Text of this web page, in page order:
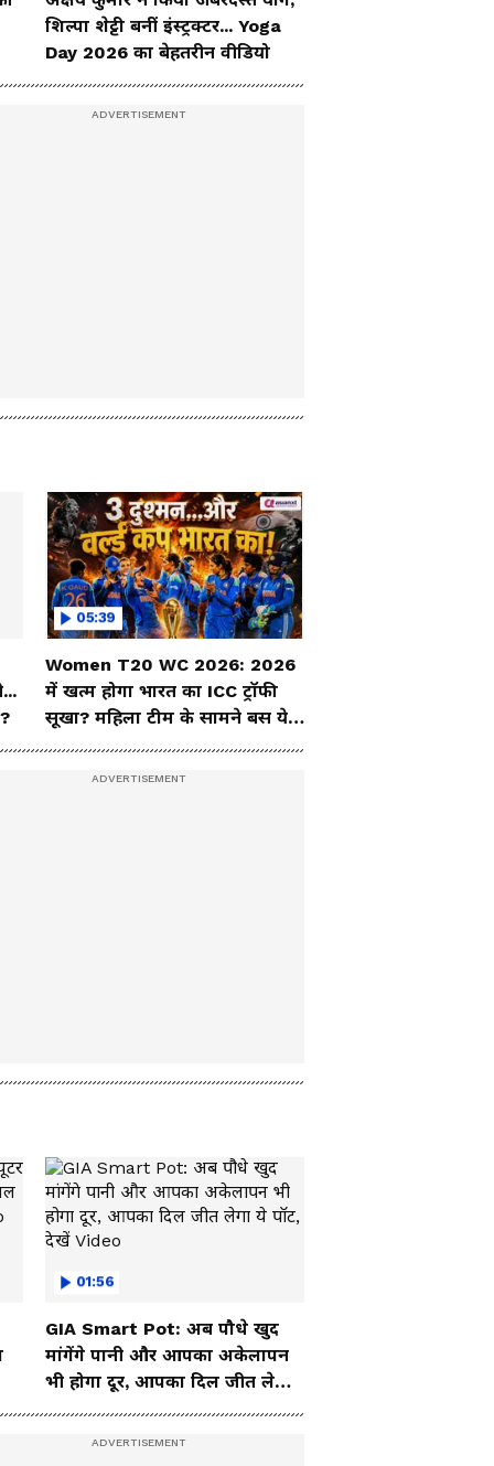
17 जुलाई सुबह की बड़ी
खबरें: AAP, समाजवादी
पार्टी के बाद Sonam
शिल्पा शेट्टी बनीं इंस्ट्रक्टर... Yoga
Day 2026 का बेहतरीन वीडियो
05:39
Women T20 WC 2026: 2026
में खत्म होगा भारत का ICC ट्रॉफी
सूखा? महिला टीम के सामने बस ये 3
01:56
GIA Smart Pot: अब पौधे खुद
मांगेंगे पानी और आपका अकेलापन
भी होगा दूर, आपका दिल जीत लेगा
ये पॉट, देखें Video